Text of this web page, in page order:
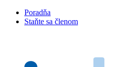
Poradňa
Staňte sa členom